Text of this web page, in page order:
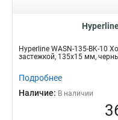
Hyperline WASN-135-BK-10
застежкой, 135x15 мм,
Подробнее
Наличие: В наличии